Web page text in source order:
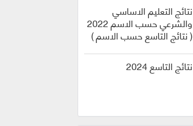
نتائج التعليم الاساسي
والشرعي حسب الاسم 2022
( نتائج التاسع حسب الاسم )
نتائج التاسع 2024